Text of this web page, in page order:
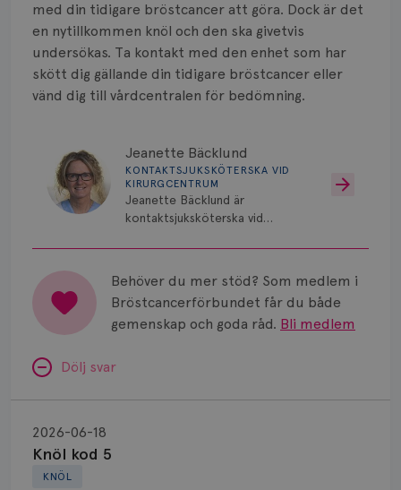
med din tidigare bröstcancer att göra. Dock är det
en nytillkommen knöl och den ska givetvis
undersökas. Ta kontakt med den enhet som har
skött dig gällande din tidigare bröstcancer eller
vänd dig till vårdcentralen för bedömning.
Jeanette Bäcklund
KONTAKTSJUKSKÖTERSKA VID
KIRURGCENTRUM
Jeanette Bäcklund är
kontaktsjuksköterska vid
Universitetssjukhus i Umeå.
Behöver du mer stöd? Som medlem i
Bröstcancerförbundet får du både
gemenskap och goda råd. Bli medlem
Dölj svar
KNÖL
Knöl kod 5
2026-06-18
kod
Strålning
Vätska